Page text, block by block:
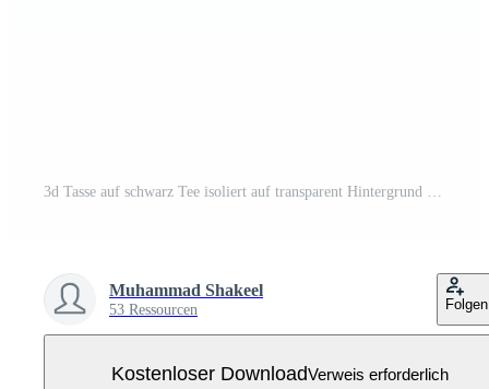
3d Tasse auf schwarz Tee isoliert auf transparent Hintergrund Kostenloses PNG
Muhammad Shakeel
53 Ressourcen Folgen
Kostenloser DownloadVerweis erforderlich